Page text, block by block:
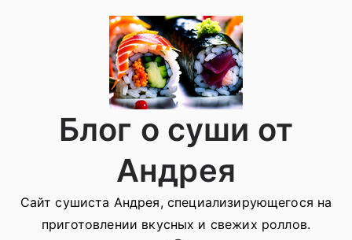
Блог о суши от
Андрея
Сайт сушиста Андрея, специализирующегося на
приготовлении вкусных и свежих роллов.